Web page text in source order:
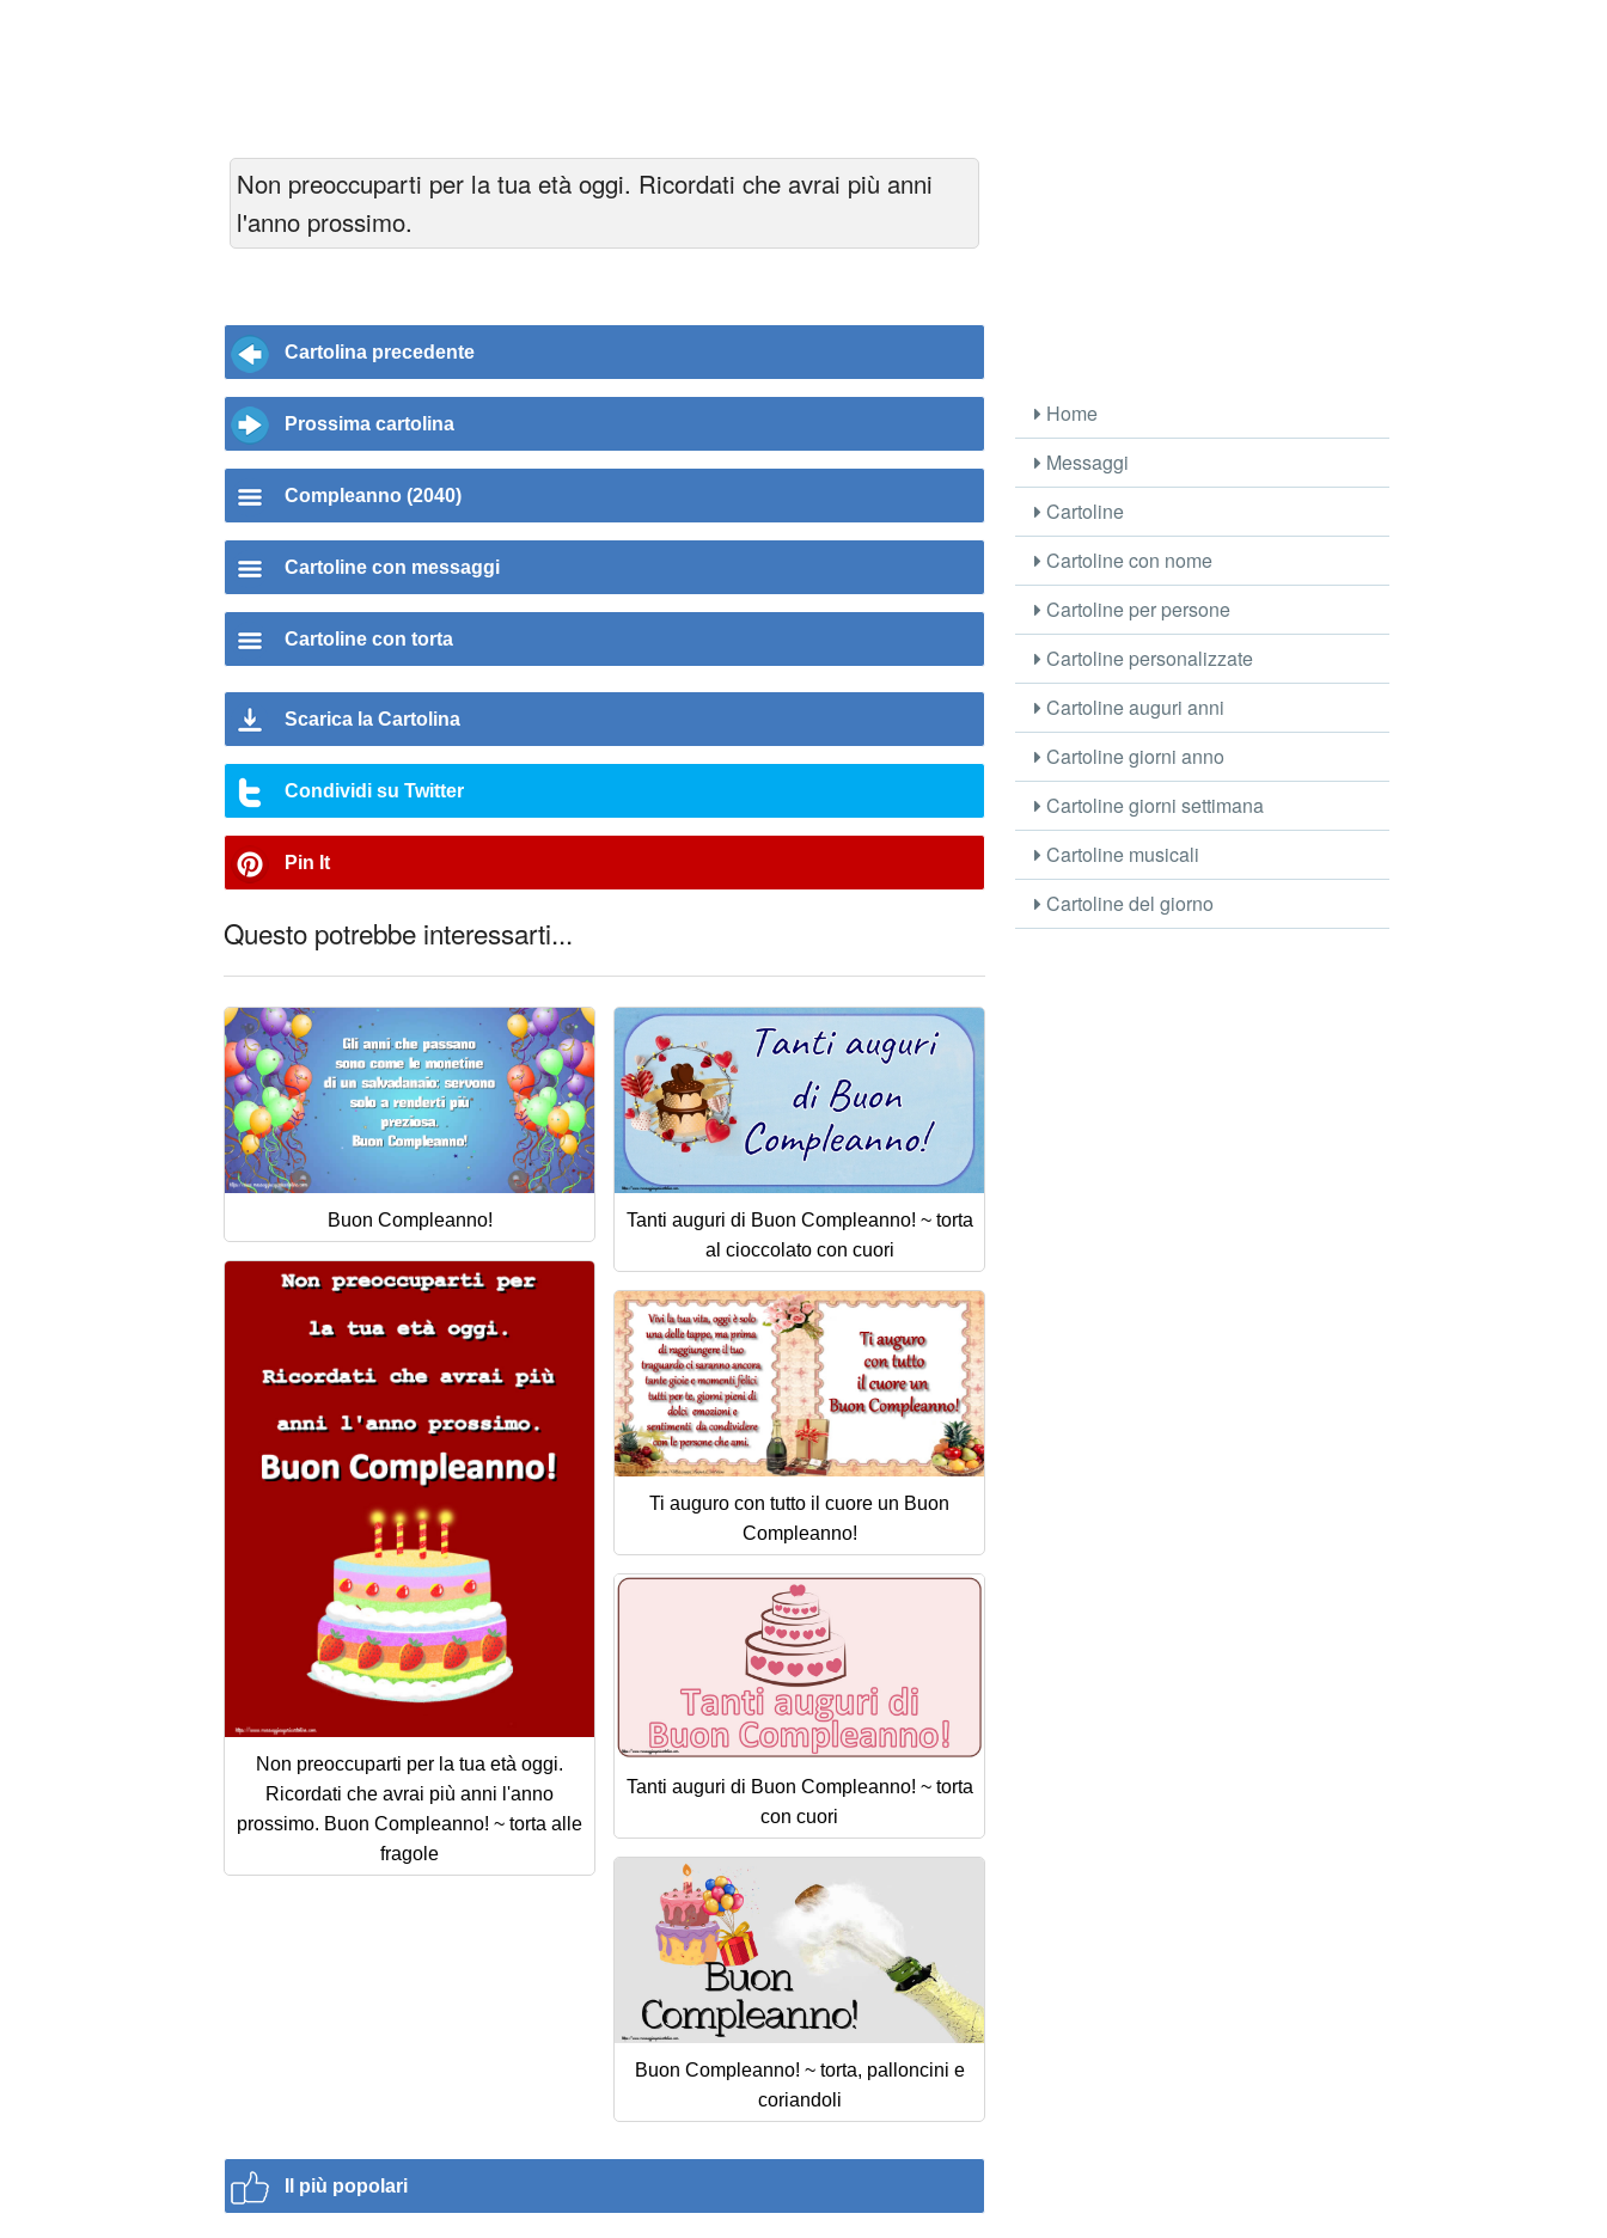
Non preoccuparti per la tua età oggi. Ricordati che avrai più anni
l'anno prossimo.
Cartolina precedente
Prossima cartolina
Compleanno (2040)
Cartoline con messaggi
Cartoline con torta
Scarica la Cartolina
Condividi su Twitter
Pin It
Questo potrebbe interessarti...
Buon Compleanno!
Tanti auguri di Buon Compleanno! ~ torta
al cioccolato con cuori
Non preoccuparti per la tua età oggi.
Ricordati che avrai più anni l'anno
prossimo. Buon Compleanno! ~ torta alle
fragole
Ti auguro con tutto il cuore un Buon
Compleanno!
Tanti auguri di Buon Compleanno! ~ torta
con cuori
Buon Compleanno! ~ torta, palloncini e
coriandoli
Il più popolari
Home
Messaggi
Cartoline
Cartoline con nome
Cartoline per persone
Cartoline personalizzate
Cartoline auguri anni
Cartoline giorni anno
Cartoline giorni settimana
Cartoline musicali
Cartoline del giorno